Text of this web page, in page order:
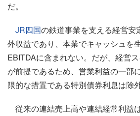
だ。
JR四国の鉄道事業を支える経営安
外収益であり、本業でキャッシュを
EBITDAに含まれない。だが、経営
が前提であるため、営業利益の一部
限的な措置である特別債券利息は除外
従来の連結売上高や連結経常利益